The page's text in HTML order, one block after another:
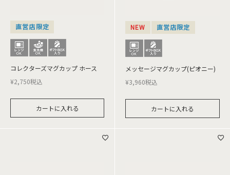
直営店限定
コレクターズマグカップ ホース
¥2,750税込
カートに入れる
NEW 直営店限定
メッセージマグカップ(ピオニー)
¥3,960税込
カートに入れる